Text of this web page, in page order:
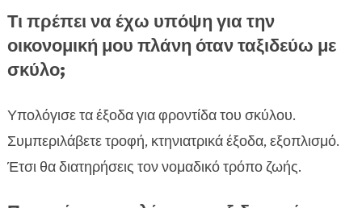
Τι πρέπει να έχω υπόψη για την
οικονομική μου πλάνη όταν ταξιδεύω με
σκύλο;
Υπολόγισε τα έξοδα για φροντίδα του σκύλου.
Συμπεριλάβετε τροφή, κτηνιατρικά έξοδα, εξοπλισμό.
Έτσι θα διατηρήσεις τον νομαδικό τρόπο ζωής.